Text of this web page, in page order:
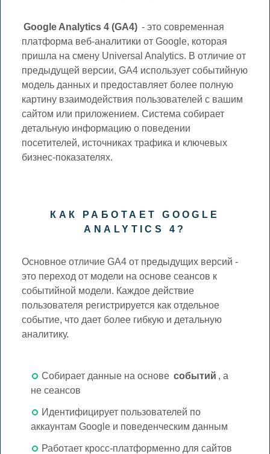
Google Analytics 4 (GA4) - это современная
платформа веб-аналитики от Google, которая
пришла на смену Universal Analytics. В отличие от
предыдущей версии, GA4 использует событийную
модель данных и предоставляет более полную
картину взаимодействия пользователей с вашим
сайтом или приложением. Система собирает
детальную информацию о поведении
посетителей, источниках трафика и ключевых
бизнес-показателях.
КАК РАБОТАЕТ GOOGLE
ANALYTICS 4?
Основное отличие GA4 от предыдущих версий -
это переход от модели на основе сеансов к
событийной модели. Каждое действие
пользователя регистрируется как отдельное
событие, что дает более гибкую и детальную
аналитику.
Собирает данные на основе событий , а
не сеансов
Идентифицирует пользователей по
аккаунтам Google и поведенческим данным
Работает кросс-платформенно для сайтов